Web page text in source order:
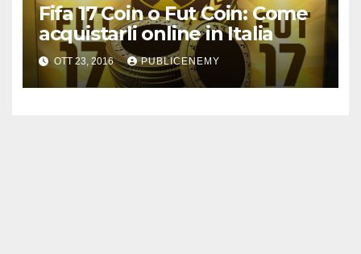
Fifa 17 Coin o Fut Coin: Come
acquistarli online in Italia
OTT 23, 2016 PUBLICENEMY